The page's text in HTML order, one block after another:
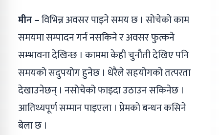
मीन –विभिन्न अवसर पाइने समय छ । सोचेको काम
समयमा सम्पादन गर्न नसकिने र अवसर फुत्कने
सम्भावना देखिन्छ । काममा केही चुनौती देखिए पनि
समयको सदुपयोग हुनेछ । धेरैले सहयोगको तत्परता
देखाउनेछन् । नसोचेको फाइदा उठाउन सकिनेछ ।
आतिथ्यपूर्ण सम्मान पाइएला । प्रेमको बन्धन कसिने
बेला छ ।